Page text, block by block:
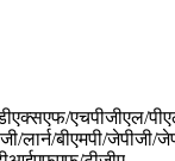
एचपीजीएल/
लार्न/बीएमपी/जेपीजी/